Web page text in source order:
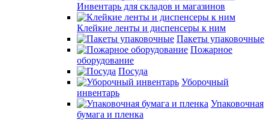
Инвентарь для складов и магазинов
Клейкие ленты и диспенсеры к ним
Пакеты упаковочные
Пожарное
оборудование
Посуда
Уборочный
инвентарь
Упаковочная
бумага и пленка